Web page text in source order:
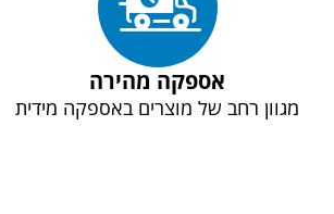
אספקה מהירה
מגוון רחב של מוצרים באספקה מידית